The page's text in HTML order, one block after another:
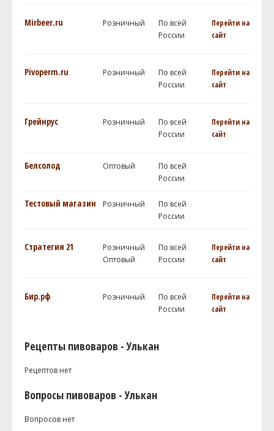
Mirbeer.ru Розничный
По всей
России
Перейти на
сайт
Pivoperm.ru Розничный
По всей
России
Перейти на
сайт
Грейнрус Розничный
По всей
России
Перейти на
сайт
Белсолод Оптовый
По всей
России
Тестовый магазин Розничный
По всей
России
Стратегия 21
Розничный
Оптовый
По всей
России
Перейти на
сайт
Бир.рф Розничный
По всей
России
Перейти на
сайт
Рецепты пивоваров - Улькан
Рецептов нет
Вопросы пивоваров - Улькан
Вопросов нет